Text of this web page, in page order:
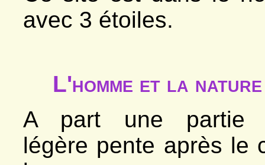
avec 3 étoiles.
L'homme et la nature
A part une partie
légère pente après le